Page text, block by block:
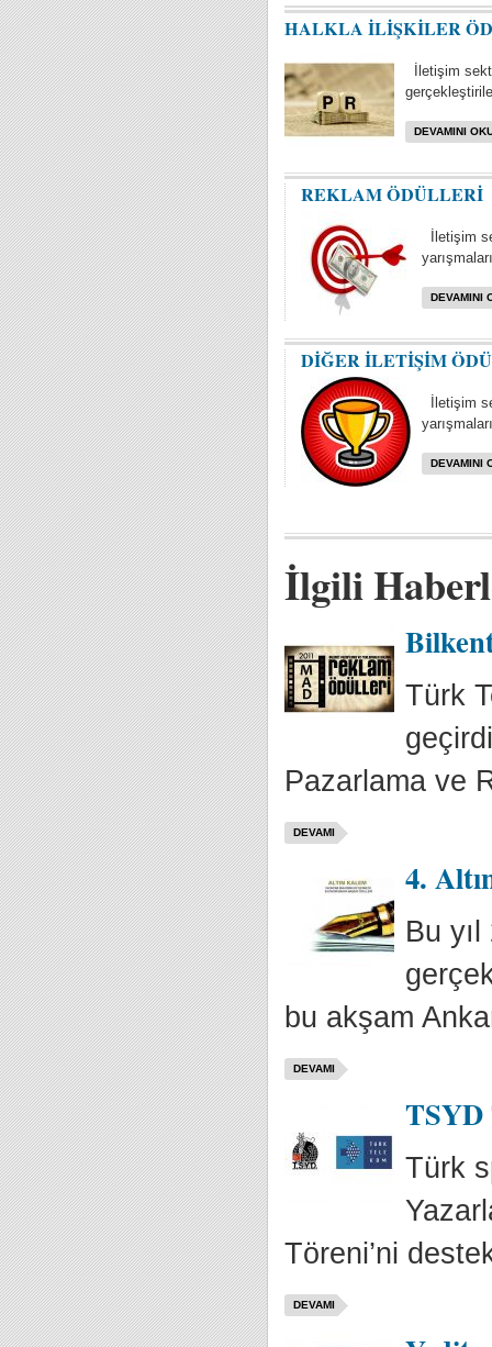
HALKLA İLİŞKİLER
İletişim
DEVAMINI
REKLAM ÖDÜLLERİ
İletişim
DEVAMINI
DİĞER İLETİŞİM
İletişim
DEVAMINI
İlgili
Türk
Pazarlama ve
DEVAMI
4.
Bu
bu akşam
DEVAMI
Türk
Töreni’ni
DEVAMI